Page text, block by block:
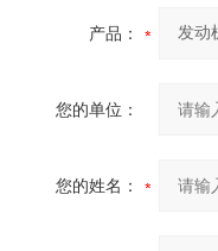
产品：
您的单位：
您的姓名：